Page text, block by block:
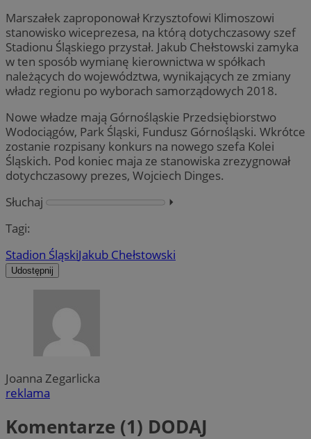
Marszałek zaproponował Krzysztofowi Klimoszowi
stanowisko wiceprezesa, na którą dotychczasowy szef
Stadionu Śląskiego przystał. Jakub Chełstowski zamyka
w ten sposób wymianę kierownictwa w spółkach
należących do województwa, wynikających ze zmiany
władz regionu po wyborach samorządowych 2018.
Nowe władze mają Górnośląskie Przedsiębiorstwo
Wodociągów, Park Śląski, Fundusz Górnośląski. Wkrótce
zostanie rozpisany konkurs na nowego szefa Kolei
Śląskich. Pod koniec maja ze stanowiska zrezygnował
dotychczasowy prezes, Wojciech Dinges.
Słuchaj
⏵︎
Tagi:
Stadion ŚląskiJakub Chełstowski
Udostępnij
Joanna Zegarlicka
reklama
Komentarze (1) DODAJ